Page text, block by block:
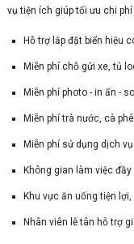
vụ tiện ích giúp tối ưu chi
Hỗ trợ lắp đặt biển hiệu
Miễn phí chỗ gửi xe, tủ
Miễn phí photo - in ấn -
Miễn phí trà nước, cà
Miễn phí sử dụng dịch
Không gian làm việc
Khu vực ăn uống tiện
Nhân viên lễ tân hỗ trợ